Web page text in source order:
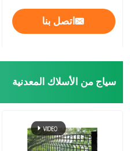
الأسلاك الشائكة الشائكة
شبكة شاشة التعدين
حصيرة السحب
اتصل بنا
سياج من الأسلاك المعدنية